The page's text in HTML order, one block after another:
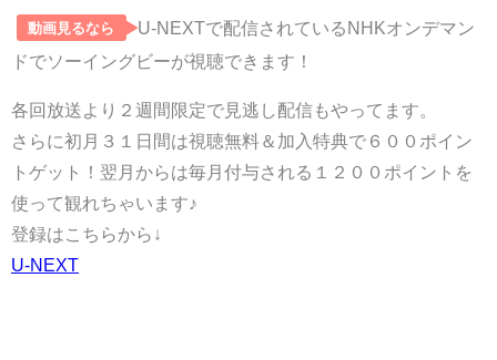
動画見るなら
U-NEXTで配信されているNHKオンデマン
ドでソーイングビーが視聴できます！
各回放送より２週間限定で見逃し配信もやってます。
さらに初月３１日間は視聴無料＆加入特典で６００ポイン
トゲット！翌月からは毎月付与される１２００ポイントを
使って観れちゃいます♪
登録はこちらから↓
U-NEXT